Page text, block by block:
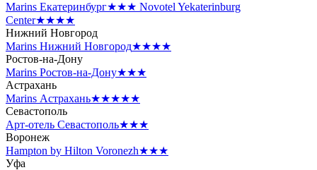
Marins Екатеринбург★★★ Novotel Yekaterinburg
Center★★★★
Нижний Новгород
Marins Нижний Новгород★★★★
Ростов-на-Дону
Marins Ростов-на-Дону★★★
Астрахань
Marins Астрахань★★★★★
Севастополь
Арт-отель Севастополь★★★
Воронеж
Hampton by Hilton Voronezh★★★
Уфа